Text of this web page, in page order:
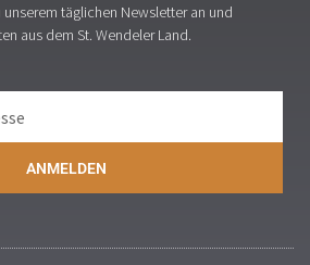
täglichen Newsletter an und
aus dem St. Wendeler Land.
ANMELDEN